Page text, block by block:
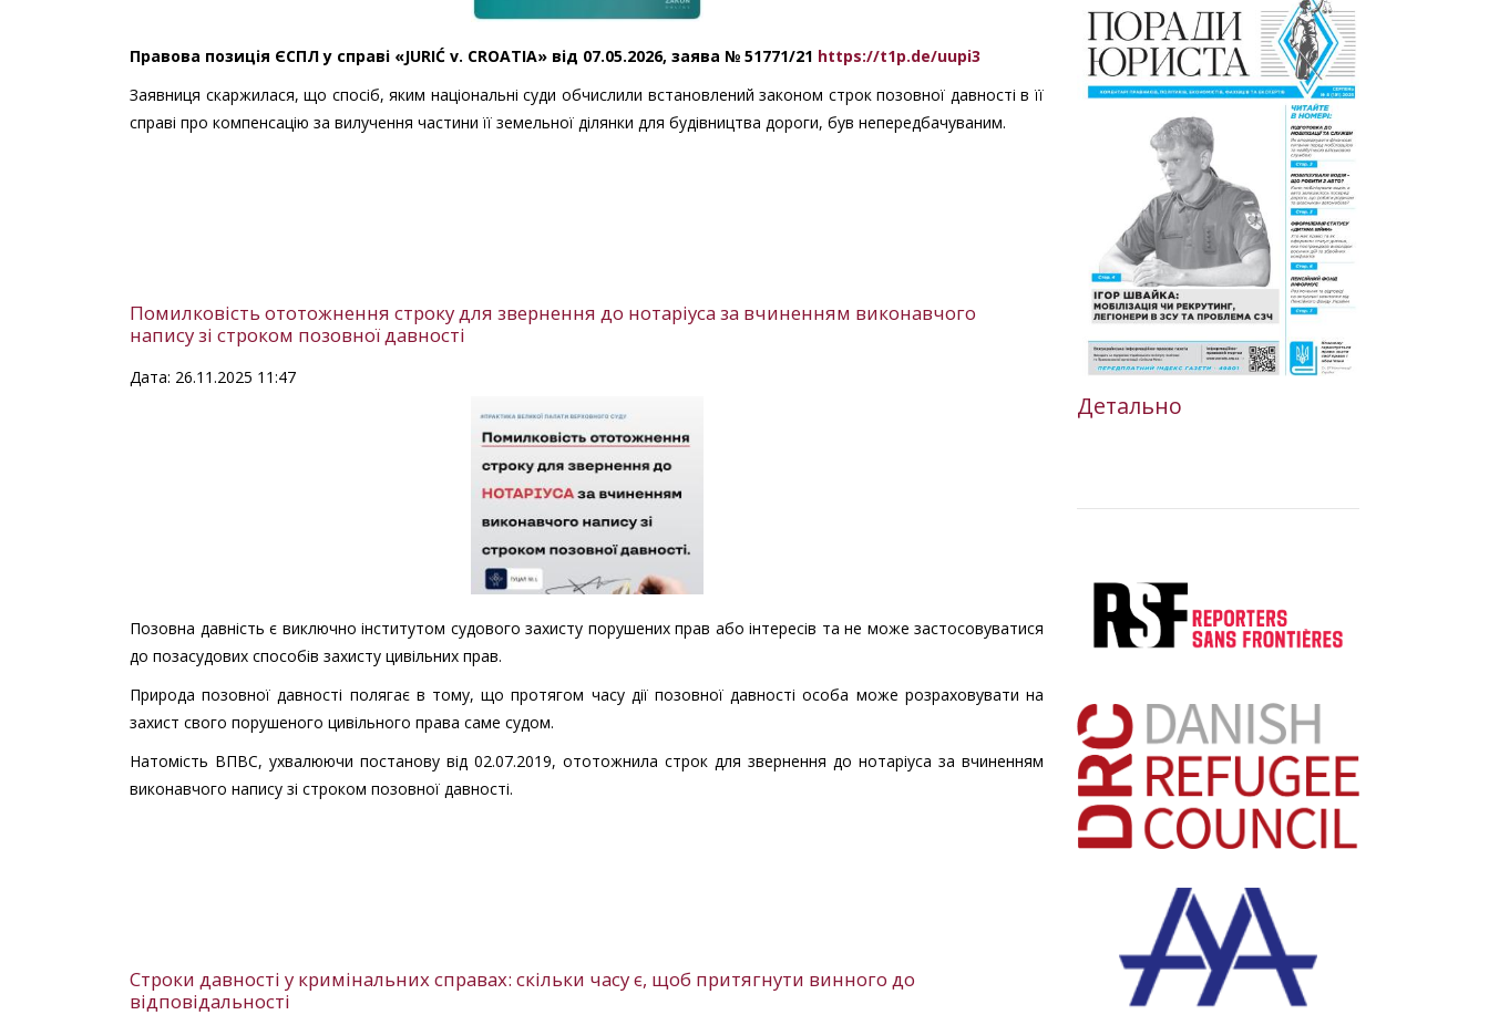
Правова позиція ЄСПЛ у справі «JURIĆ v. CROATIA» від 07.05.2026, заява № 51771/21 https://t1p.de/uupi3
Заявниця скаржилася, що спосіб, яким національні суди обчислили встановлений законом строк позовної давності в її
справі про компенсацію за вилучення частини її земельної ділянки для будівництва дороги, був непередбачуваним.
Помилковість ототожнення строку для звернення до нотаріуса за вчиненням виконавчого
напису зі строком позовної давності
Дата: 26.11.2025 11:47
Позовна давність є виключно інститутом судового захисту порушених прав або інтересів та не може застосовуватися
до позасудових способів захисту цивільних прав.
Природа позовної давності полягає в тому, що протягом часу дії позовної давності особа може розраховувати на
захист свого порушеного цивільного права саме судом.
Натомість ВПВС, ухвалюючи постанову від 02.07.2019, ототожнила строк для звернення до нотаріуса за вчиненням
виконавчого напису зі строком позовної давності.
Строки давності у кримінальних справах: скільки часу є, щоб притягнути винного до
відповідальності
Детально